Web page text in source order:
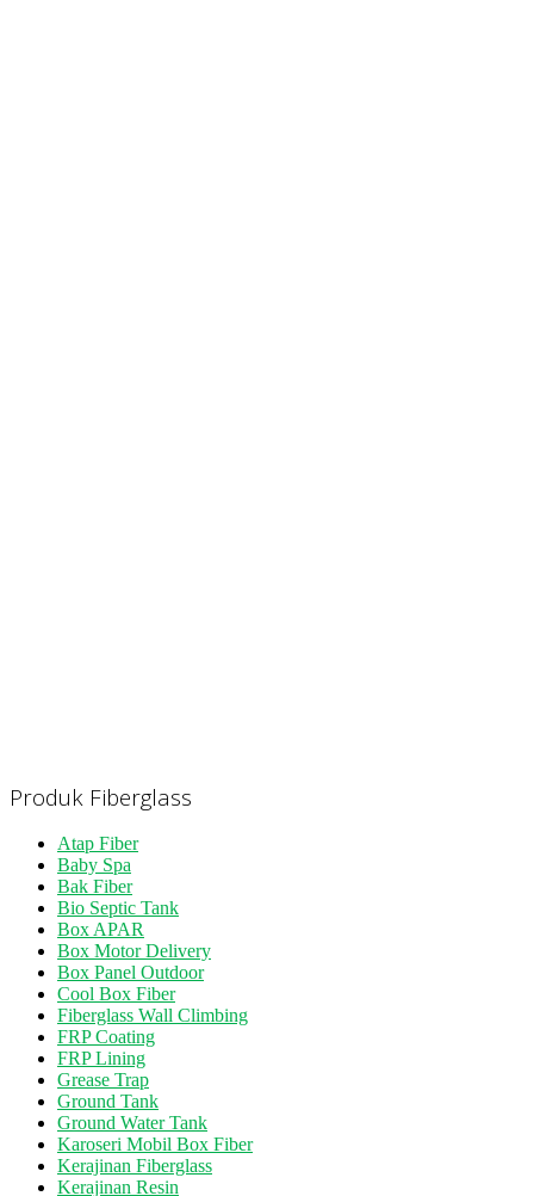
Produk Fiberglass
Atap Fiber
Baby Spa
Bak Fiber
Bio Septic Tank
Box APAR
Box Motor Delivery
Box Panel Outdoor
Cool Box Fiber
Fiberglass Wall Climbing
FRP Coating
FRP Lining
Grease Trap
Ground Tank
Ground Water Tank
Karoseri Mobil Box Fiber
Kerajinan Fiberglass
Kerajinan Resin